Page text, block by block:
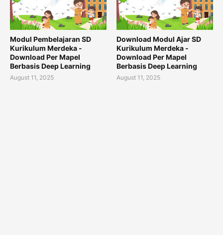
Modul Pembelajaran SD
Kurikulum Merdeka -
Download Per Mapel
Berbasis Deep Learning
August 11, 2025
Download Modul Ajar SD
Kurikulum Merdeka -
Download Per Mapel
Berbasis Deep Learning
August 11, 2025